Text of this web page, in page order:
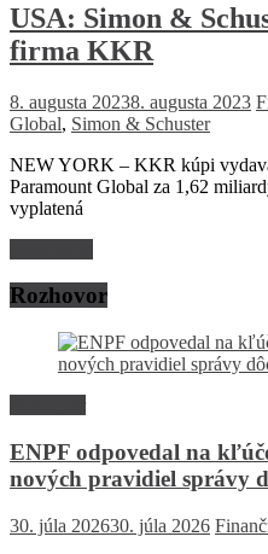
USA: Simon &
firma KKR
8. augusta 20238. augusta 2023
Global, Simon & Schuster
NEW YORK – KKR kúpi
Paramount Global za 1,62
vyplatená
Rozhovor
ENPF odpovedal na
nových pravidiel správy
30. júla 202630. júla 2026